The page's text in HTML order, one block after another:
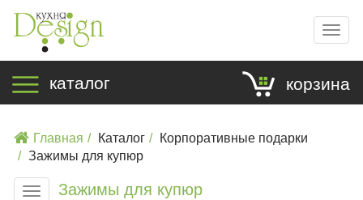
каталог корзина
Главная Каталог
Корпоративные подарки
Зажимы для купюр
МенюЗажимы для купюр